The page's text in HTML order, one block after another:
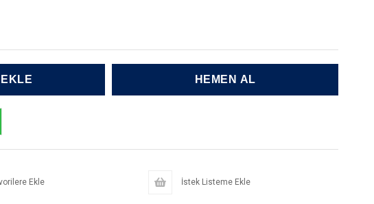
Ekle İstek Listeme Ekle